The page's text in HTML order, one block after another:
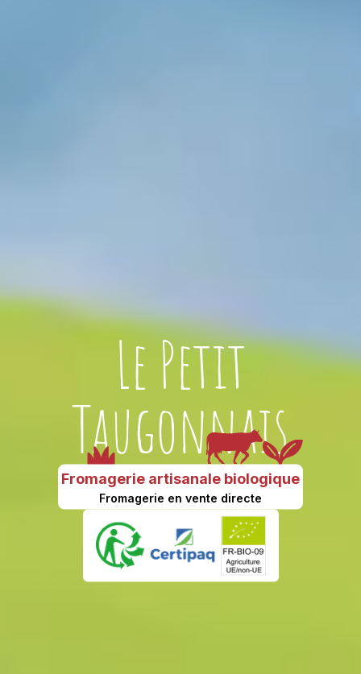
Le Petit
Taugonnais
Fromagerie artisanale biologique
Fromagerie en vente directe